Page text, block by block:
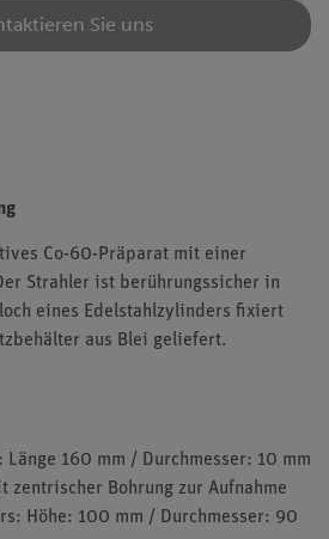
Sie uns
Co-60-Präparat mit einer
Strahler ist berührungssicher in
eines Edelstahlzylinders fixiert
aus Blei geliefert.
Länge 160 mm / Durchmesser: 10 mm
zentrischer Bohrung zur Aufnahme
Höhe: 100 mm / Durchmesser: 90